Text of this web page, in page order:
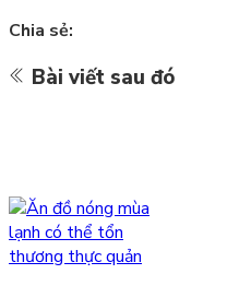
Chia sẻ:
Bài viết sau đó